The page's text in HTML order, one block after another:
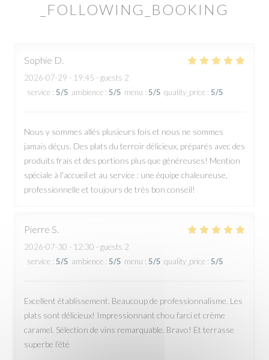
_FOLLOWING_BOOKING
Sophie D
2026-07-29 - 19:45 - guests 2
service : 5/5 ambience : 5/5 menu : 5/5 quality_price : 5/5
Nous y sommes allés plusieurs fois et nous ne sommes
jamais déçus. Des plats du terroir délicieux, préparés avec des
produits frais et des portions plus que généreuses! Mention
spéciale à l'accueil et au service : une équipe chaleureuse,
professionnelle et toujours de très bon conseil!
Pierre S
2026-07-30 - 12:30 - guests 2
service : 5/5 ambience : 5/5 menu : 5/5 quality_price : 5/5
Excellent établissement. Beaucoup de professionnalisme. Les
plats sont délicieux! Impressionnant chou farci et crème
caramel. Sélection de vins remarquable. Bravo! Et terrasse
superbe l’été